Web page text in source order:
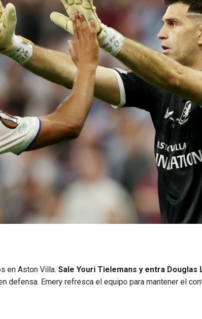
en Aston Villa. Sale Youri Tielemans y entra Douglas
defensa. Emery refresca el equipo para mantener el